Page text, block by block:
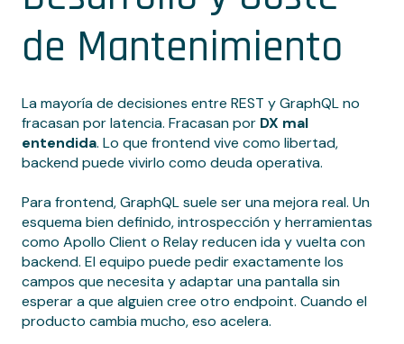
de Mantenimiento
La mayoría de decisiones entre REST y GraphQL no
fracasan por latencia. Fracasan por DX mal
entendida. Lo que frontend vive como libertad,
backend puede vivirlo como deuda operativa.
Para frontend, GraphQL suele ser una mejora real. Un
esquema bien definido, introspección y herramientas
como Apollo Client o Relay reducen ida y vuelta con
backend. El equipo puede pedir exactamente los
campos que necesita y adaptar una pantalla sin
esperar a que alguien cree otro endpoint. Cuando el
producto cambia mucho, eso acelera.